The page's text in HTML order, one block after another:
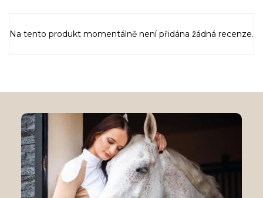
Na tento produkt momentálně není přidána žádná recenze.